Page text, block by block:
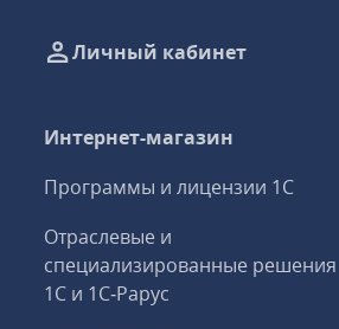
Личный кабинет
Интернет-магазин
Программы и лицензии 1С
Отраслевые и
специализированные решения
1С и 1С‑Рарус